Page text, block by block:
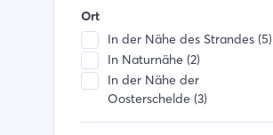
Ort
In der Nähe des Strandes (5)
In Naturnähe (2)
In der Nähe der
Oosterschelde (3)